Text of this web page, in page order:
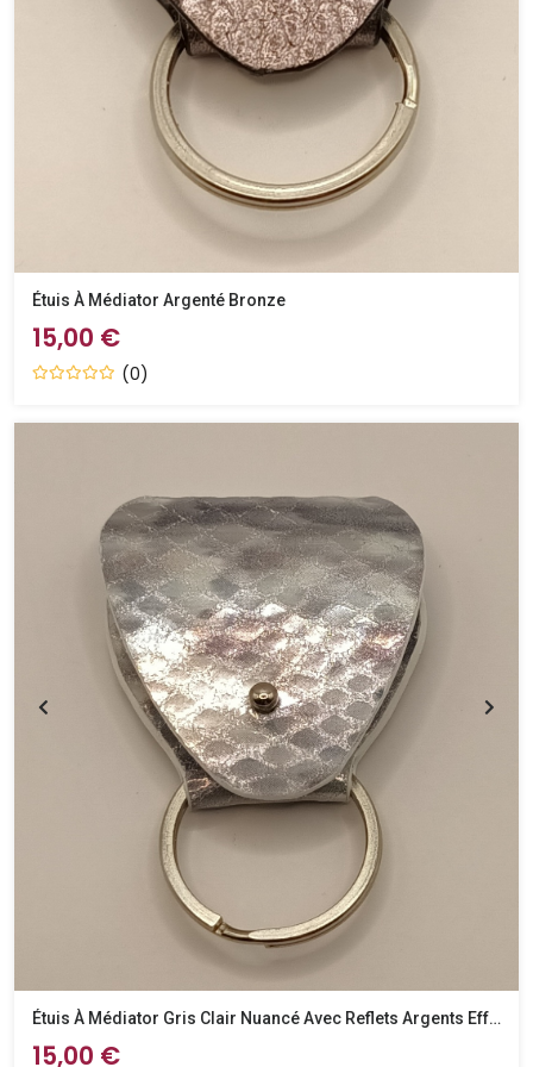
Étuis À Médiator Argenté Bronze
15,00 €
(0)
Étuis À Médiator Gris Clair Nuancé Avec Reflets Argents Effet Python
15,00 €